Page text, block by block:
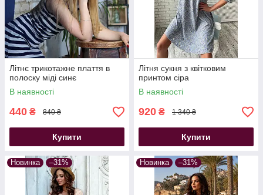
Літнє трикотажне плаття в
полоску міді синє
В наявності
440 ₴ 840 ₴
Купити
Літня сукня з квітковим
принтом сіра
В наявності
920 ₴ 1 340 ₴
Купити
Новинка –31% Новинка –31%